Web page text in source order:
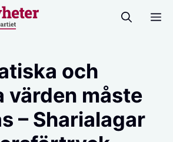
och
värden måste
– Sharialagar